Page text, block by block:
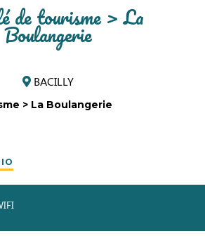
de tourisme > La
Boulangerie
BACILLY
> La Boulangerie